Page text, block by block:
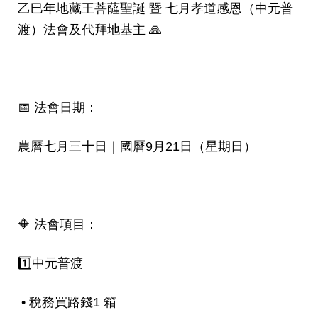
乙巳年地藏王菩薩聖誕 暨 七月孝道感恩（中元普
渡）法會及代拜地基主 🙏
📅 法會日期：
農曆七月三十日｜國曆9月21日（星期日）
🔶 法會項目：
1️⃣中元普渡
• 稅務買路錢1 箱